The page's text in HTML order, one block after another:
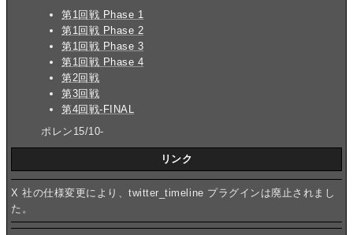
第1回戦 Phase 1
第1回戦 Phase 2
第1回戦 Phase 3
第1回戦 Phase 4
第2回戦
第3回戦
第4回戦-FINAL
ポレン15/10-
リンク
X 社の仕様変更により、twitter_timeline プラグインは廃止されまし
た。